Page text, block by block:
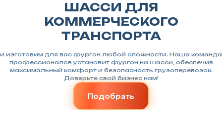
ШАССИ ДЛЯ
КОММЕРЧЕСКОГО
ТРАНСПОРТА
и изготовим для вас фургон любой сложности. Наша команда
профессионалов установит фургон на шасси, обеспечив
максимальный комфорт и безопасность грузоперевозок.
Доверьте свой бизнес нам!
Подобрать